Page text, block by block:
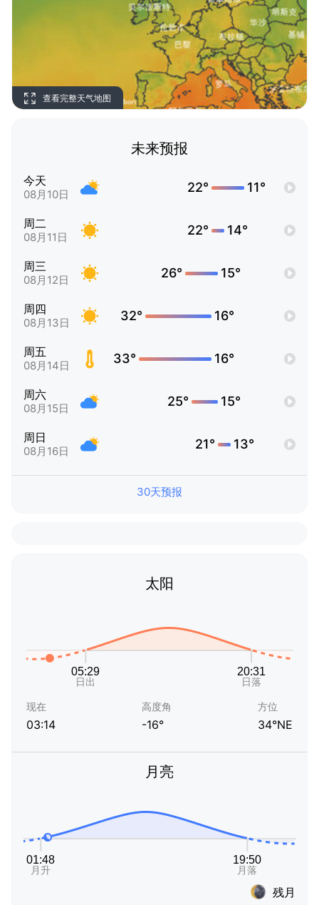
查看完整天气地图
未来预报
今天
08月10日 22° 11°
周二
08月11日 22° 14°
周三
08月12日 26° 15°
周四
08月13日 32° 16°
周五
08月14日 33° 16°
周六
08月15日 25° 15°
周日
08月16日 21° 13°
30天预报
太阳
现在
03:14
高度角
-16°
方位
34°NE
月亮
残月